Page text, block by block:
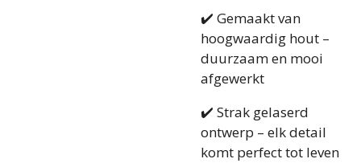
✔️ Gemaakt van
hoogwaardig hout –
duurzaam en mooi
afgewerkt
✔️ Strak gelaserd
ontwerp – elk detail
komt perfect tot leven